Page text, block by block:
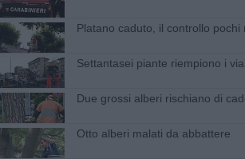
Platano caduto, il controllo pochi
Settantasei piante riempiono i
Due grossi alberi rischiano di
Otto alberi malati da abbattere